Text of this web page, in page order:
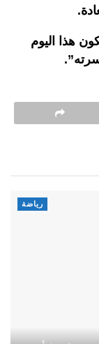
هذا اليوم
رياضة